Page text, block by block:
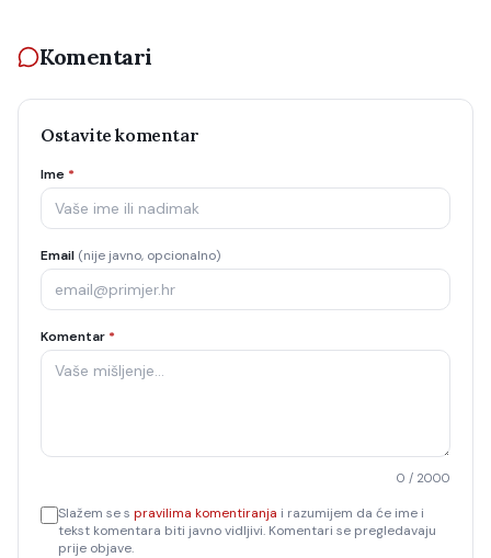
Komentari
Ostavite komentar
Ime *
Email (nije javno, opcionalno)
Komentar *
0 / 2000
Slažem se s pravilima komentiranja i razumijem da će ime i
tekst komentara biti javno vidljivi. Komentari se pregledavaju
prije objave.